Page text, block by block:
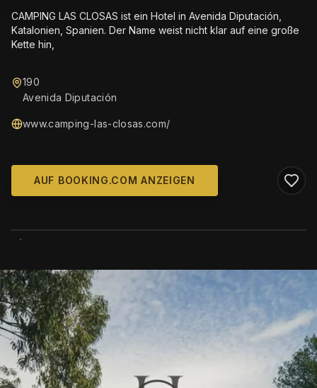
CAMPING LAS CLOSAS ist ein Hotel in Avenida Diputación,
Katalonien, Spanien. Der Name weist nicht klar auf eine große
Kette hin,
190
Avenida Diputación
www.camping-las-closas.com/
AUF BOOKING.COM ANZEIGEN